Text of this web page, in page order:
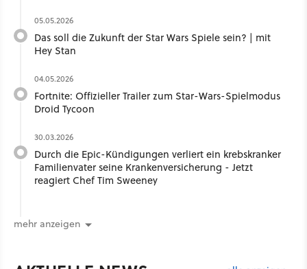
05.05.2026
Das soll die Zukunft der Star Wars Spiele sein? | mit
Hey Stan ​
04.05.2026
Fortnite: Offizieller Trailer zum Star-Wars-Spielmodus
Droid Tycoon
30.03.2026
Durch die Epic-Kündigungen verliert ein krebskranker
Familienvater seine Krankenversicherung - Jetzt
reagiert Chef Tim Sweeney
mehr anzeigen